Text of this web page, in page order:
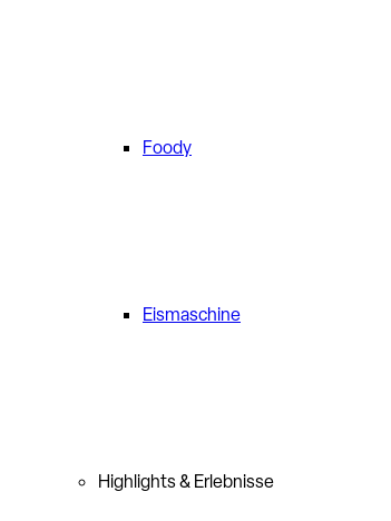
Foody
Eismaschine
Highlights & Erlebnisse